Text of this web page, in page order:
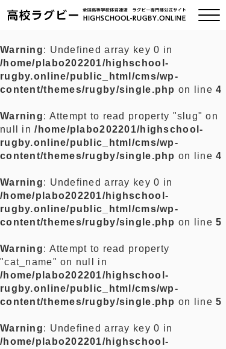
ご挨拶
全国チーム紹介
プライバシーポリシー
お問い合わせ
Warning: Undefined array key 0 in
/home/plabo202201/highschool-
rugby.online/public_html/cms/wp-
content/themes/rugby/single.php on line4
Warning: Attempt to read property "slug" on
null in/home/plabo202201/highschool-
rugby.online/public_html/cms/wp-
content/themes/rugby/single.php on line4
Warning: Undefined array key 0 in
/home/plabo202201/highschool-
rugby.online/public_html/cms/wp-
content/themes/rugby/single.php on line5
Warning: Attempt to read property
"cat_name" on null in
/home/plabo202201/highschool-
rugby.online/public_html/cms/wp-
content/themes/rugby/single.php on line5
Warning: Undefined array key 0 in
/home/plabo202201/highschool-